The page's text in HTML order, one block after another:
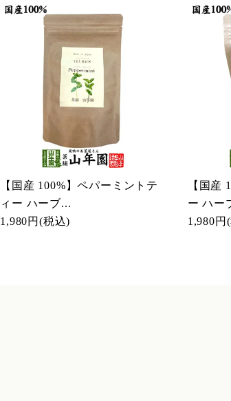
【国産 100%】ペパーミントテ
ィー ハーブ...
1,980円(税込)
【国産
ー ハー
1,980円